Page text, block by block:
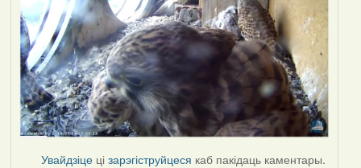
Увайдзіце цізарэгіструйцеся каб пакідаць каментары.